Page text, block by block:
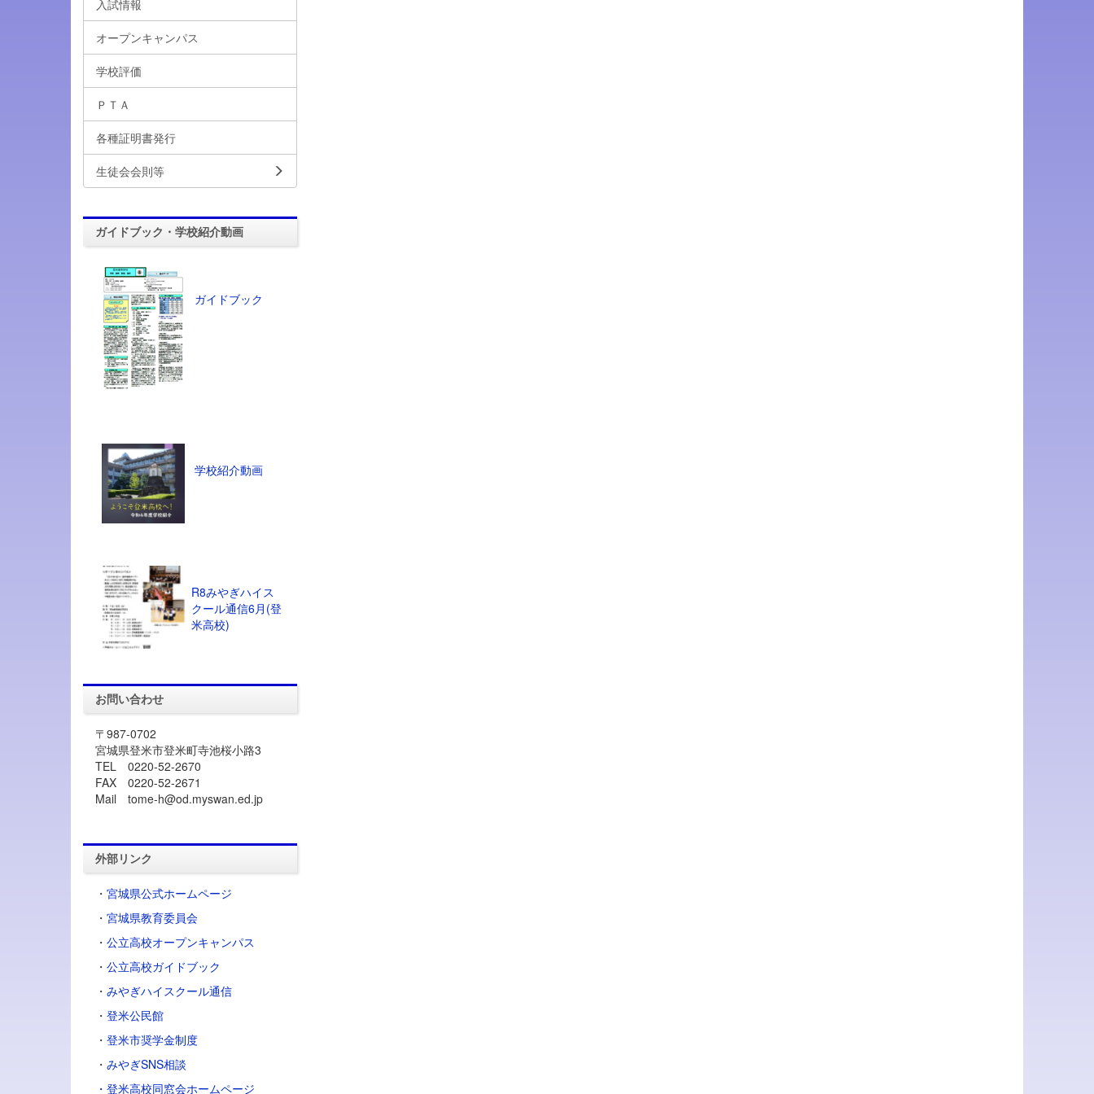
入試情報
オープンキャンパス
学校評価
ＰＴＡ
各種証明書発行
生徒会会則等
ガイドブック・学校紹介動画
ガイドブック
学校紹介動画
R8みやぎハイス
クール通信6月(登
米高校)
お問い合わせ
〒987-0702
宮城県登米市登米町寺池桜小路3
TEL 0220-52-2670
FAX 0220-52-2671
Mail tome-h@od.myswan.ed.jp
外部リンク
・ 宮城県公式ホームページ
・ 宮城県教育委員会
・ 公立高校オープンキャンパス
・ 公立高校ガイドブック
・ みやぎハイスクール通信
・ 登米公民館
・ 登米市奨学金制度
・ みやぎSNS相談
・登米高校同窓会ホームページ